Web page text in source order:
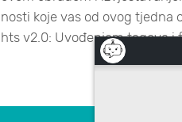
koje vas od ovog tjedna
v2.0: Uvođenjem tagova i